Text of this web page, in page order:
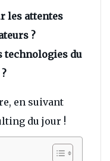
les attentes
?
technologies du
en suivant
du jour !